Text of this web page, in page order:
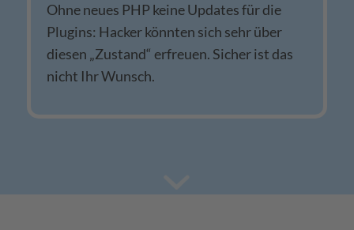
Ohne neues PHP keine Updates für die
Plugins: Hacker könnten sich sehr über
diesen „Zustand“ erfreuen. Sicher ist das
nicht Ihr Wunsch.